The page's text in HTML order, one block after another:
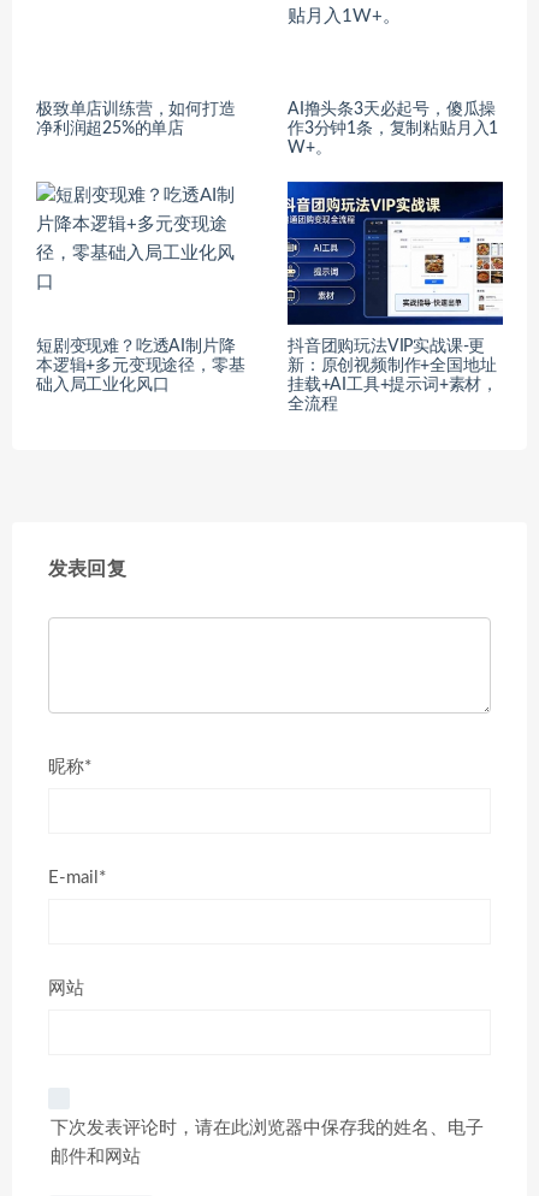
极致单店训练营，如何打造
净利润超25%的单店
AI撸头条3天必起号，傻瓜操
作3分钟1条，复制粘贴月入1
W+。
短剧变现难？吃透AI制片降
本逻辑+多元变现途径，零基
础入局工业化风口
抖音团购玩法VIP实战课-更
新：原创视频制作+全国地址
挂载+AI工具+提示词+素材，
全流程
发表回复
昵称*
E-mail*
网站
下次发表评论时，请在此浏览器中保存我的姓名、电子
邮件和网站